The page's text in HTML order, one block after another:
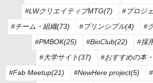
#LWクリエイティブMTG(7)
#プロジ
#チーム・組織(73)
#プリンシプル(4)
#
#PMBOK(25)
#BioClub(22)
#採
#大学サイト(37)
#おすすめの本
#Fab Meetup(21)
#NewHere project(5)